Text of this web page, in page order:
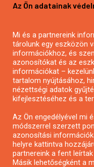
Mezőgazdasági
Pályázatírás civil
Pályázatírás
Pályázatfigyelés
Specifikus
Pályázatok
Pályázatok civil
Az Ön adatainak
Mi és a partnereink
tárolunk egy eszközön
információkhoz, és
azonosítókat és az
információkat –
tartalom nyújtásához,
nézettségi adatok
kifejlesztéséhez és a
Az Ön engedélyével mi
módszerrel szerzett
azonosítási
helyre kattintva
partnereink a fent
Másik lehetőségként a